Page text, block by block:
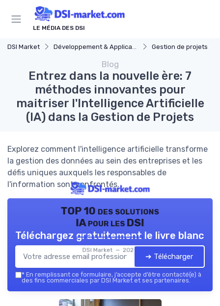
LE MÉDIA DES DSI
DSI Market Développement & Applications Gestion de projets
Blog
Entrez dans la nouvelle ère: 7
méthodes innovantes pour
maitriser l'Intelligence Artificielle
(IA) dans la Gestion de Projets
Explorez comment l'intelligence artificielle transforme
la gestion des données au sein des entreprises et les
défis uniques auxquels les responsables de
l'information sont confrontés.
TOP 10 des solutions
IA pour les DSI
DSI Market — 2026
Téléchargez gratuitement le livre blanc
➔ Télécharger
* En remplissant ce formulaire, j’accepte d’être contacté(e) à
des fins commerciales par DSI Market et ses partenaires.
Panneau de gestion des cookies